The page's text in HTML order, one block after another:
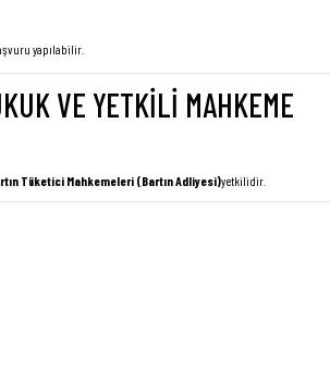
yapılabilir.
VE YETKİLİ MAHKEME
Tüketici Mahkemeleri (Bartın Adliyesi)yetkilidir.